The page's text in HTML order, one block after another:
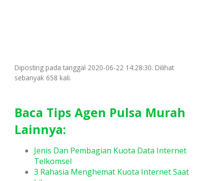
Diposting pada tanggal 2020-06-22 14:28:30. Dilihat
sebanyak 658 kali.
Baca Tips Agen Pulsa Murah
Lainnya:
Jenis Dan Pembagian Kuota Data Internet
Telkomsel
3 Rahasia Menghemat Kuota Internet Saat